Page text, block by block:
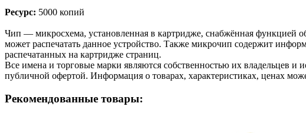
Ресурс: 5000 копий
Чип — микросхема, установленная в картридже, снабжённая функцией
может распечатать данное устройство. Также микрочип содержит
распечатанных на картридже страниц.
Все имена и торговые марки являются собственностью их владельцев и
публичной офертой. Информация о товарах, характеристиках, ценах
Рекомендованные товары: